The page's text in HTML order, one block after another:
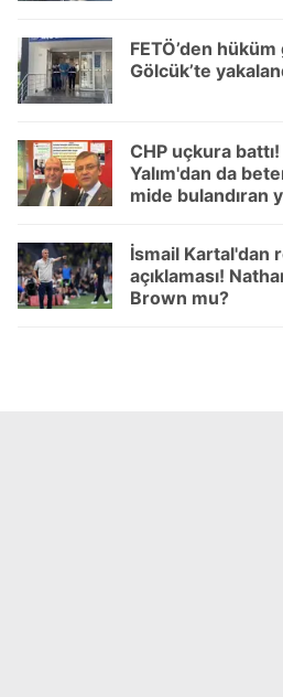
Çerezlere ilişkin tercihlerinizi
vasıtasıyla belirleyebilirsiniz.
Metnimiziziyaret edebilirsiniz.
6698 sayılı Kişisel Verilerin
ilgili mevzuata uygun olarak
almak için lütfentıklayınız
FETÖ’den
Gölcük’te
CHP uçkura
Yalım'dan da
mide bulandıran
İsmail Kartal'dan
açıklaması!
Brown mu?